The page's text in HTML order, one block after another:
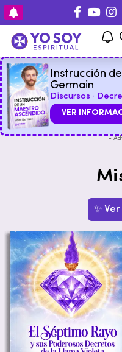
Instrucción
Germain
Discursos ·
VER
-
✨